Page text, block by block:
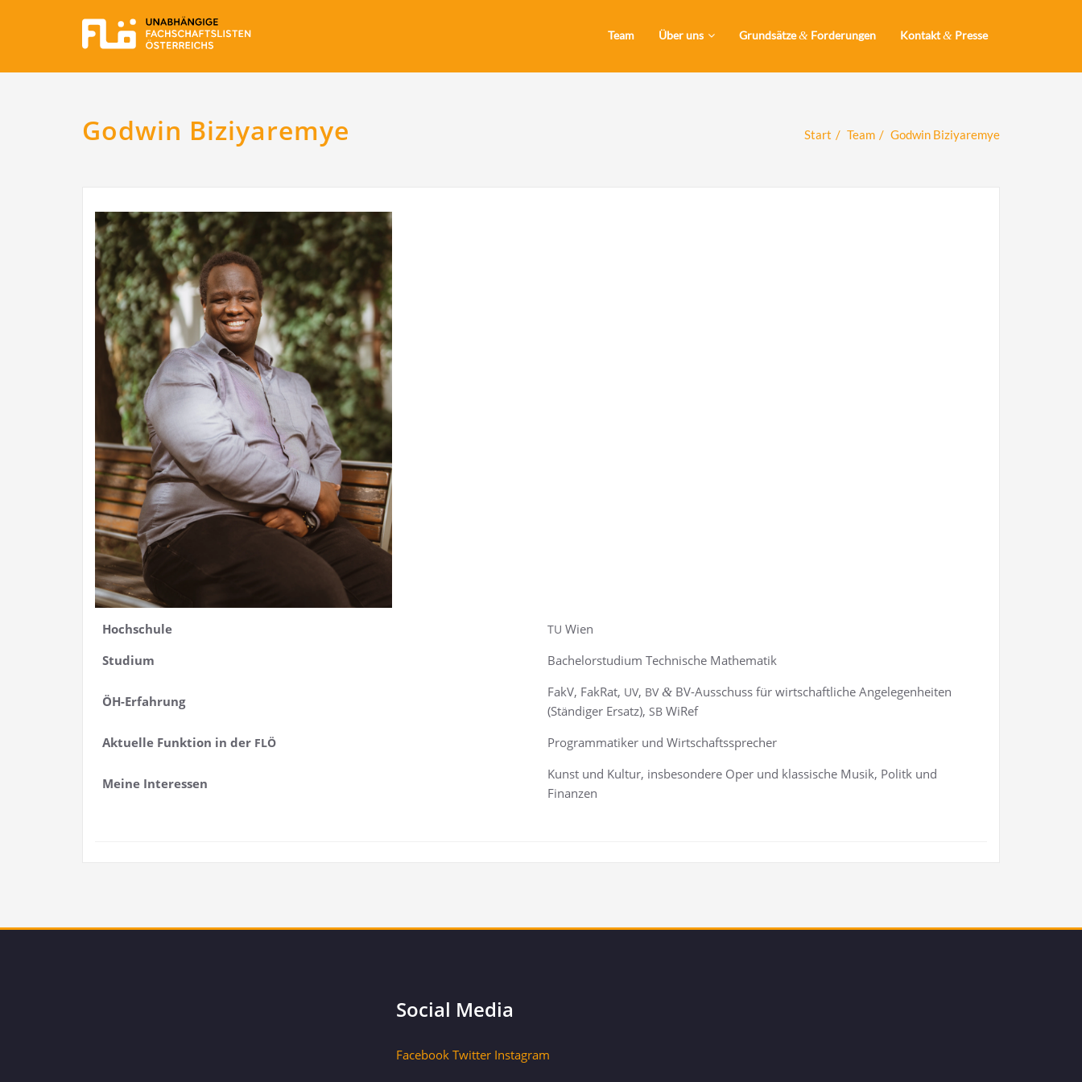
Team Über uns Grundsätze& Forderungen Kontakt& Presse
Godwin Biziyaremye Start Team Godwin Biziyaremye
Hoch­schu­le TU Wien
Stu­di­um
Bache­lor­stu­di­um Tech­ni­sche Mathematik
ÖH-Erfah­rung
FakV, FakRat, UV, BV &BV-Aus­schuss für wirt­schaft­li­che Ange­le­gen­hei­ten
(Stän­di­ger Ersatz), SBWiRef
Aktu­el­le Funk­ti­on in der FLÖ Pro­gram­ma­ti­ker und Wirtschaftssprecher
Mei­ne Interessen
Kunst und Kul­tur, ins­be­son­de­re Oper und klas­si­sche Musik, Politk und
Finanzen
Social Media
Facebook Twitter Instagram